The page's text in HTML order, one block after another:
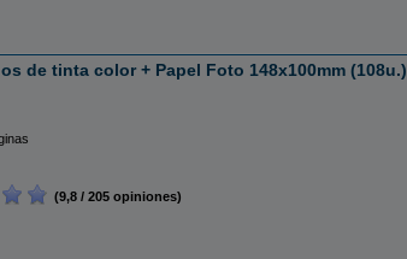
de tinta color + Papel Foto 148x100mm (108u.)
(9,8 / 205 opiniones)